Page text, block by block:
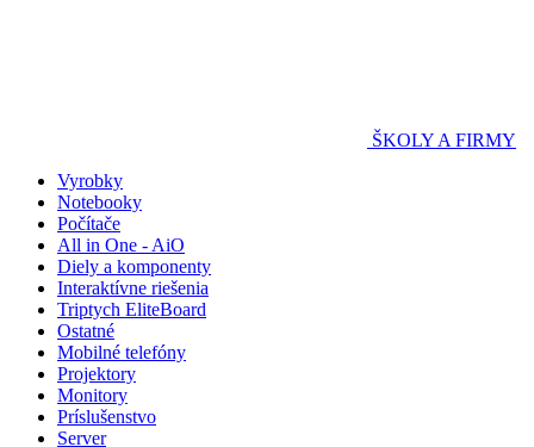
ŠKOLY A FIRMY
Vyrobky
Notebooky
Počítače
All in One - AiO
Diely a komponenty
Interaktívne riešenia
Triptych EliteBoard
Ostatné
Mobilné telefóny
Projektory
Monitory
Príslušenstvo
Server